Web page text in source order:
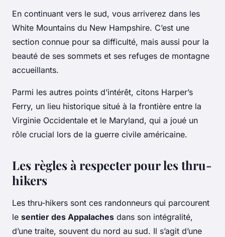
En continuant vers le sud, vous arriverez dans les
White Mountains du New Hampshire. C’est une
section connue pour sa difficulté, mais aussi pour la
beauté de ses sommets et ses refuges de montagne
accueillants.
Parmi les autres points d’intérêt, citons Harper’s
Ferry, un lieu historique situé à la frontière entre la
Virginie Occidentale et le Maryland, qui a joué un
rôle crucial lors de la guerre civile américaine.
Les règles à respecter pour les thru-
hikers
Les thru-hikers sont ces randonneurs qui parcourent
le sentier des Appalaches dans son intégralité,
d’une traite, souvent du nord au sud. Il s’agit d’une